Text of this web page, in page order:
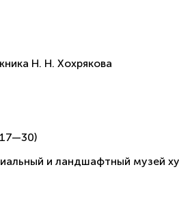
Н. Н. Хохрякова
и ландшафтный музей